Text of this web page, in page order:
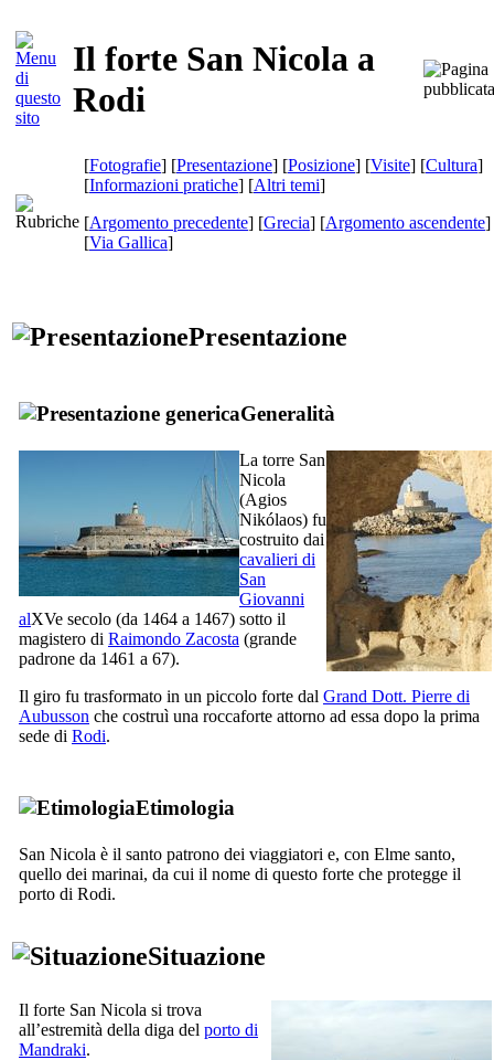
Il forte San Nicola a
Rodi
[Fotografie] [Presentazione] [Posizione] [Visite] [Cultura]
[Informazioni pratiche] [Altri temi]
[Argomento precedente] [Grecia] [Argomento ascendente]
[Via Gallica]
Presentazione
Generalità
La torre San
Nicola
(Agios
Nikólaos) fu
costruito dai
cavalieri di
San
Giovanni
alXVe secolo (da 1464 a 1467) sotto il
magistero di Raimondo Zacosta (grande
padrone da 1461 a 67).
Il giro fu trasformato in un piccolo forte dal Grand Dott. Pierre di
Aubusson che costruì una roccaforte attorno ad essa dopo la prima
sede di Rodi.
Etimologia
San Nicola è il santo patrono dei viaggiatori e, con Elme santo,
quello dei marinai, da cui il nome di questo forte che protegge il
porto di Rodi.
Situazione
Il forte San Nicola si trova
all’estremità della diga del porto di
Mandraki.